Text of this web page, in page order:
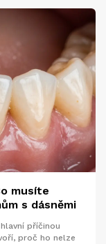
musíte
s dásněmi
příčinou
proč ho nelze